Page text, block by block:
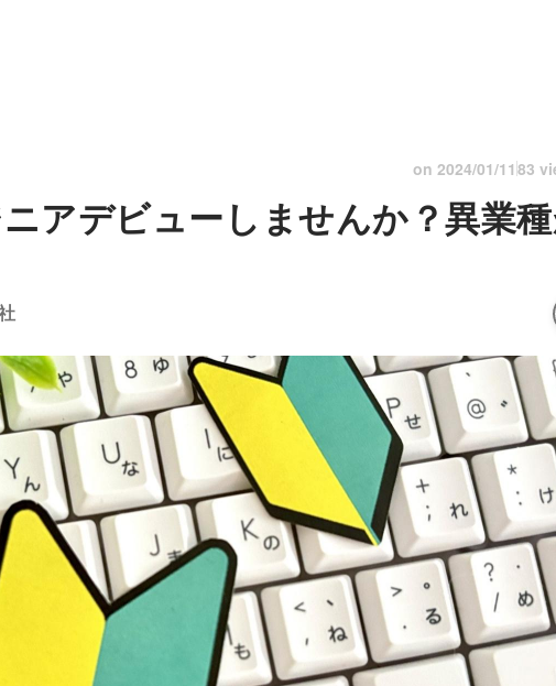
on 2024/01/11 83
アデビューしませんか？異業